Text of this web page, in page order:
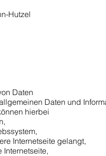
Hutzel
Daten
Daten und
hierbei
Internetseite gelangt,
Internetseite,